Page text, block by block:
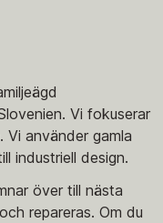
Vi fokuserar
använder gamla
industriell design.
över till nästa
repareras. Om du